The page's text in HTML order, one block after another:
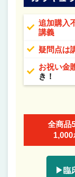
追加購入
講義
疑問点は
お祝い金
き！
全商品
1,000
▶臨